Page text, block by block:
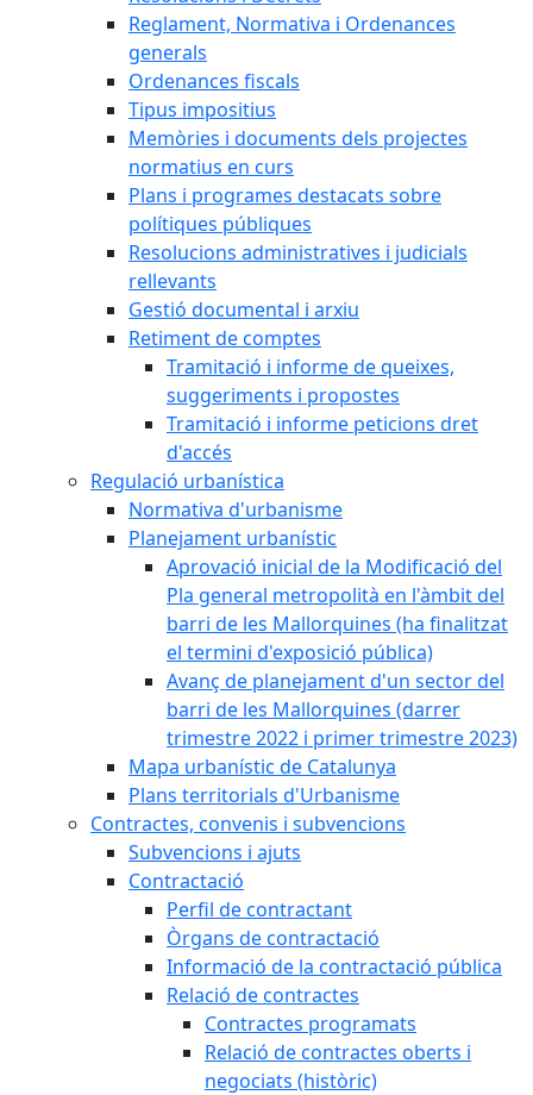
Reglament, Normativa i Ordenances
generals
Ordenances fiscals
Tipus impositius
Memòries i documents dels projectes
normatius en curs
Plans i programes destacats sobre
polítiques públiques
Resolucions administratives i judicials
rellevants
Gestió documental i arxiu
Retiment de comptes
Tramitació i informe de queixes,
suggeriments i propostes
Tramitació i informe peticions dret
d'accés
Regulació urbanística
Normativa d'urbanisme
Planejament urbanístic
Aprovació inicial de la Modificació del
Pla general metropolità en l'àmbit del
barri de les Mallorquines (ha finalitzat
el termini d'exposició pública)
Avanç de planejament d'un sector del
barri de les Mallorquines (darrer
trimestre 2022 i primer trimestre 2023)
Mapa urbanístic de Catalunya
Plans territorials d'Urbanisme
Contractes, convenis i subvencions
Subvencions i ajuts
Contractació
Perfil de contractant
Òrgans de contractació
Informació de la contractació pública
Relació de contractes
Contractes programats
Relació de contractes oberts i
negociats (històric)